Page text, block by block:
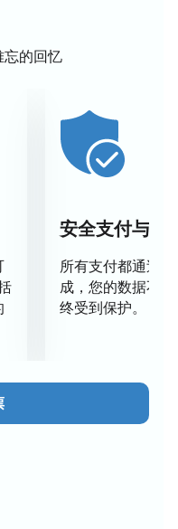
、自由滑（运动健
赛系列赛的最后一
持。观众将欣赏到俄
运动员将在冰场上进
演
子单人滑、双人滑和
冰比赛的参赛者见面，
运动健将候选
、自由滑”门票
候选人、自由滑”的
择座位。
需订票，请使用在线
忘的回忆
安全支付与数
所有支付都通过
成，您的数据不
终受到保护。